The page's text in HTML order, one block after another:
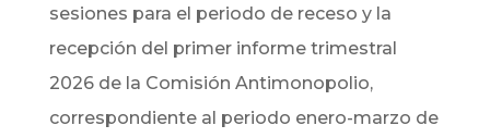
sesiones para el periodo de receso y la
recepción del primer informe trimestral
2026 de la Comisión Antimonopolio,
correspondiente al periodo enero-marzo de